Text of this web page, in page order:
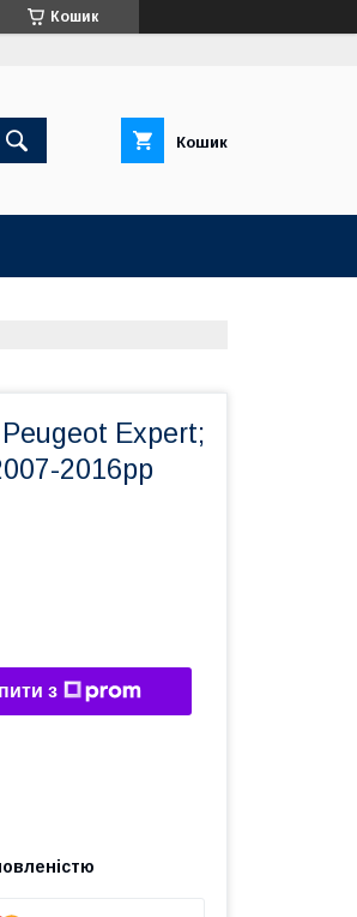
Кошик
Кошик
Expert;
2016рр
з